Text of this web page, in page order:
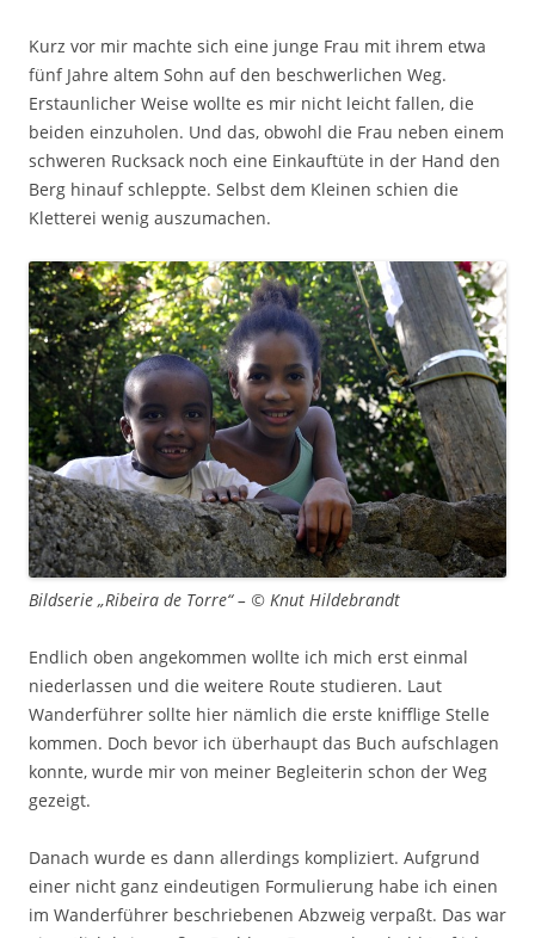
Kurz vor mir machte sich eine junge Frau mit ihrem etwa
fünf Jahre altem Sohn auf den beschwerlichen Weg.
Erstaunlicher Weise wollte es mir nicht leicht fallen, die
beiden einzuholen. Und das, obwohl die Frau neben einem
schweren Rucksack noch eine Einkauftüte in der Hand den
Berg hinauf schleppte. Selbst dem Kleinen schien die
Kletterei wenig auszumachen.
Bildserie „Ribeira de Torre“ – © Knut Hildebrandt
Endlich oben angekommen wollte ich mich erst einmal
niederlassen und die weitere Route studieren. Laut
Wanderführer sollte hier nämlich die erste knifflige Stelle
kommen. Doch bevor ich überhaupt das Buch aufschlagen
konnte, wurde mir von meiner Begleiterin schon der Weg
gezeigt.
Danach wurde es dann allerdings kompliziert. Aufgrund
einer nicht ganz eindeutigen Formulierung habe ich einen
im Wanderführer beschriebenen Abzweig verpaßt. Das war